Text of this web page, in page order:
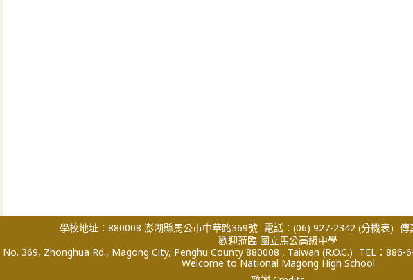
學校地址：880008 澎湖縣馬公市中華路369號 電話：(06) 927-2342 (分機表) 傳
歡迎蒞臨 國立馬公高級中學
No. 369, Zhonghua Rd., Magong City, Penghu County 880008 , Taiwan (R.O.C.) TEL：886-
Welcome to National Magong High School